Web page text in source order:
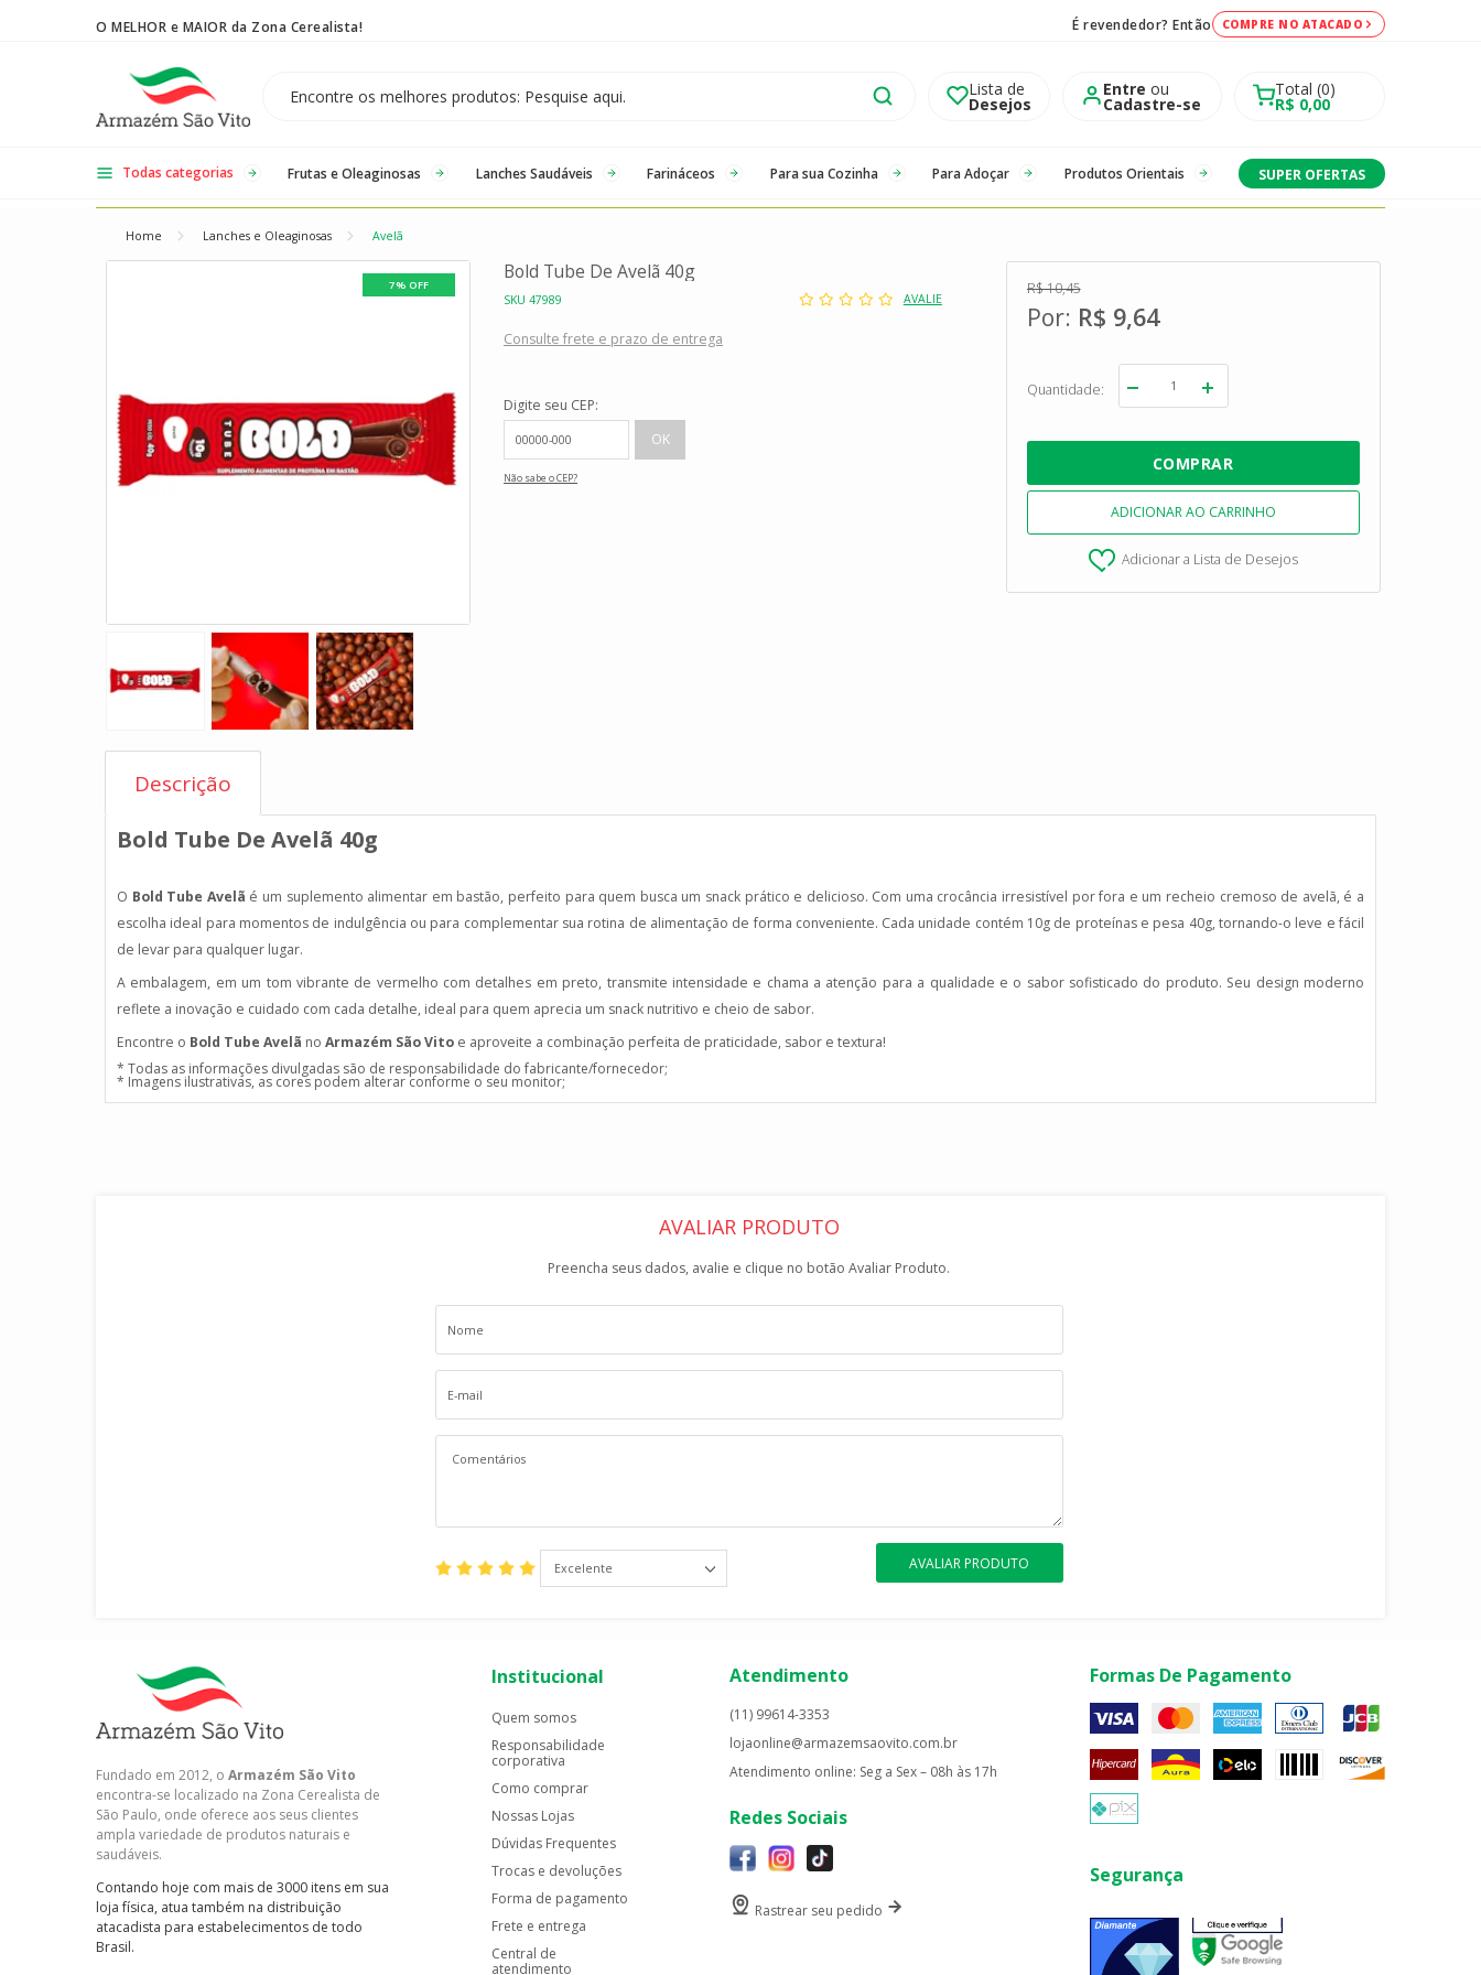
O MELHOR e MAIOR da Zona Cerealista!
É revendedor? Então COMPRE NO ATACADO
Lista de
Desejos
Entre ou
Cadastre-se
Total 0
R$ 0,00
Todas categorias Frutas e Oleaginosas Lanches Saudáveis Farináceos Para sua Cozinha Para Adoçar Produtos Orientais SUPER OFERTAS
Home Lanches e Oleaginosas Avelã
7% OFF
Bold Tube De Avelã 40g
SKU 47989 AVALIE
Consulte frete e prazo de entrega
Digite seu CEP:
Não sabe o CEP?
R$ 10,45
R$ 9,64
Quantidade
Adicionar a Lista de Desejos
Descrição
Bold Tube De Avelã 40g
O Bold Tube Avelã é um suplemento alimentar em bastão, perfeito para quem busca um snack prático e delicioso. Com uma crocância irresistível por fora e um recheio cremoso de avelã, é a
escolha ideal para momentos de indulgência ou para complementar sua rotina de alimentação de forma conveniente. Cada unidade contém 10g de proteínas e pesa 40g, tornando-o leve e fácil
de levar para qualquer lugar.
A embalagem, em um tom vibrante de vermelho com detalhes em preto, transmite intensidade e chama a atenção para a qualidade e o sabor sofisticado do produto. Seu design moderno
reflete a inovação e cuidado com cada detalhe, ideal para quem aprecia um snack nutritivo e cheio de sabor.
Encontre o Bold Tube Avelã no Armazém São Vito e aproveite a combinação perfeita de praticidade, sabor e textura!
* Todas as informações divulgadas são de responsabilidade do fabricante/fornecedor;
* Imagens ilustrativas, as cores podem alterar conforme o seu monitor;
AVALIAR PRODUTO
Preencha seus dados, avalie e clique no botão Avaliar Produto.
Excelente AVALIAR PRODUTO
Fundado em 2012, o Armazém São Vito
encontra-se localizado na Zona Cerealista de
São Paulo, onde oferece aos seus clientes
ampla variedade de produtos naturais e
saudáveis.
Contando hoje com mais de 3000 itens em sua
loja física, atua também na distribuição
atacadista para estabelecimentos de todo
Brasil.
Institucional
Quem somos
Responsabilidade
corporativa
Como comprar
Nossas Lojas
Dúvidas Frequentes
Trocas e devoluções
Forma de pagamento
Frete e entrega
Central de
atendimento
Atendimento
(11) 99614-3353
lojaonline@armazemsaovito.com.br
Atendimento online: Seg a Sex – 08h às 17h
Redes Sociais
Rastrear seu pedido
Formas De Pagamento
Segurança